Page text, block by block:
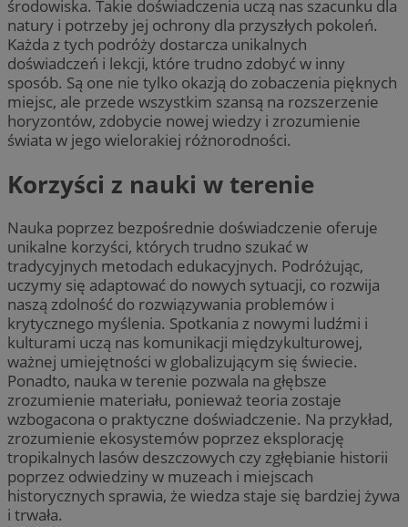
środowiska. Takie doświadczenia uczą nas szacunku dla
natury i potrzeby jej ochrony dla przyszłych pokoleń.
Każda z tych podróży dostarcza unikalnych
doświadczeń i lekcji, które trudno zdobyć w inny
sposób. Są one nie tylko okazją do zobaczenia pięknych
miejsc, ale przede wszystkim szansą na rozszerzenie
horyzontów, zdobycie nowej wiedzy i zrozumienie
świata w jego wielorakiej różnorodności.
Korzyści z nauki w terenie
Nauka poprzez bezpośrednie doświadczenie oferuje
unikalne korzyści, których trudno szukać w
tradycyjnych metodach edukacyjnych. Podróżując,
uczymy się adaptować do nowych sytuacji, co rozwija
naszą zdolność do rozwiązywania problemów i
krytycznego myślenia. Spotkania z nowymi ludźmi i
kulturami uczą nas komunikacji międzykulturowej,
ważnej umiejętności w globalizującym się świecie.
Ponadto, nauka w terenie pozwala na głębsze
zrozumienie materiału, ponieważ teoria zostaje
wzbogacona o praktyczne doświadczenie. Na przykład,
zrozumienie ekosystemów poprzez eksplorację
tropikalnych lasów deszczowych czy zgłębianie historii
poprzez odwiedziny w muzeach i miejscach
historycznych sprawia, że wiedza staje się bardziej żywa
i trwała.